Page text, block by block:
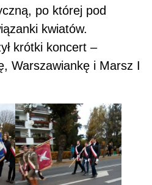
po której pod
kwiatów.
krótki koncert –
Warszawiankę i Marsz I